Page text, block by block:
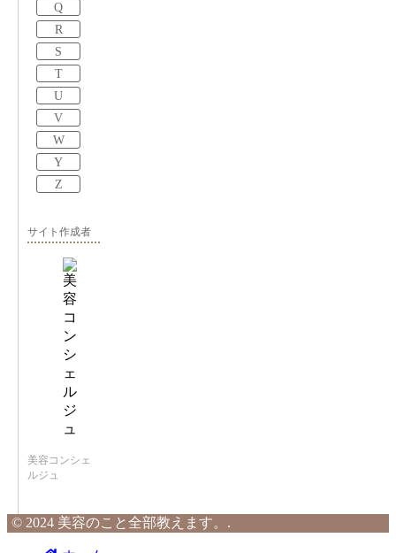
Q
R
S
T
U
V
W
Y
Z
サイト作成者
美容コンシェ
ルジュ
© 2024 美容のこと全部教えます。.